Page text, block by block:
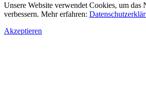
Unsere Website verwendet Cookies, um das
verbessern. Mehr erfahren:
Akzeptieren